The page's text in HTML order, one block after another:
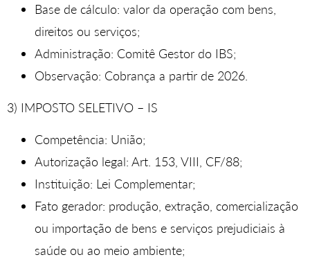
Base de cálculo: valor da operação com bens,
direitos ou serviços;
Administração: Comitê Gestor do IBS;
Observação: Cobrança a partir de 2026.
3) IMPOSTO SELETIVO – IS
Competência: União;
Autorização legal: Art. 153, VIII, CF/88;
Instituição: Lei Complementar;
Fato gerador: produção, extração, comercialização
ou importação de bens e serviços prejudiciais à
saúde ou ao meio ambiente;